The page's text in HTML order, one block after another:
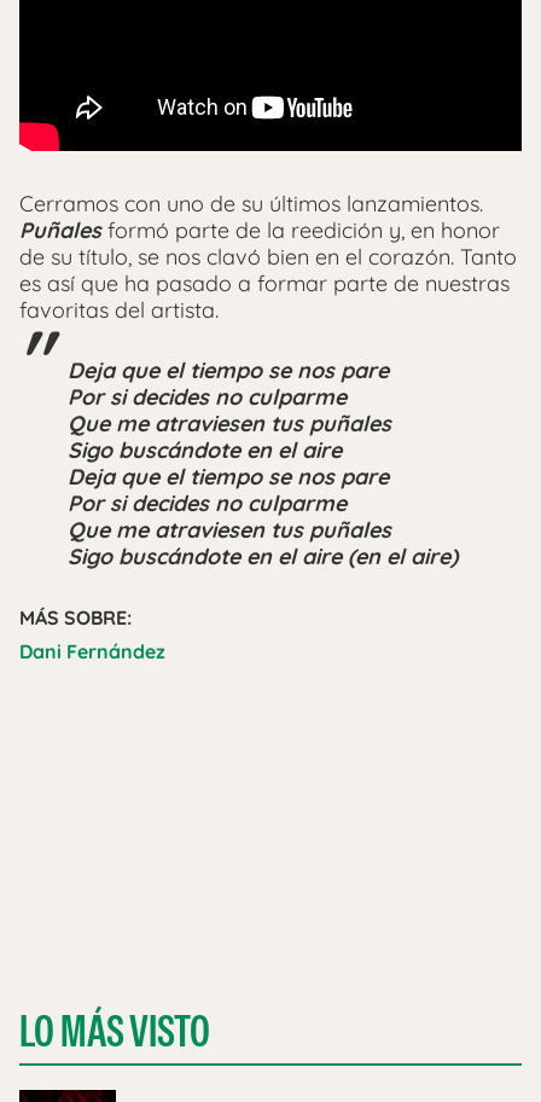
Cerramos con uno de su últimos lanzamientos.
Puñalesformó parte de la reedición y, en honor
de su título, se nos clavó bien en el corazón. Tanto
es así que ha pasado a formar parte de nuestras
favoritas del artista.
Deja que el tiempo se nos pare
Por si decides no culparme
Que me atraviesen tus puñales
Sigo buscándote en el aire
Deja que el tiempo se nos pare
Por si decides no culparme
Que me atraviesen tus puñales
Sigo buscándote en el aire (en el aire)
MÁS SOBRE:
Dani Fernández
LO MÁS VISTO